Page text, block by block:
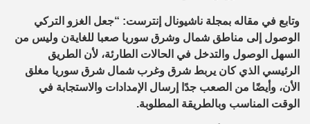
وتابع في مقاله بمجلة ناشيونال إنترست: “جعل الغزو التركي
الوصول إلى مناطق شمال وشرق سوريا صعبا للغايةن وليس من
السهل الوصول والتدخل في الحالات الطارئة، لأن الطريق
الرئيسي الذي كان يربط شرق وغرب شمال شرق سوريا مغلق
الأن، وأيضًا من الصعب جدًا إرسال الإمدادات والاستجابة في
الوقت المناسب وبالطريقة المطلوبة.